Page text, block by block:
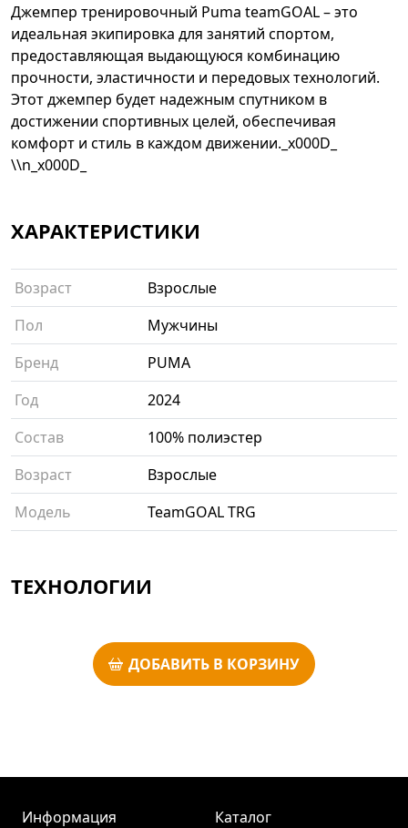
Джемпер тренировочный Puma teamGOAL – это
идеальная экипировка для занятий спортом,
предоставляющая выдающуюся комбинацию
прочности, эластичности и передовых технологий.
Этот джемпер будет надежным спутником в
достижении спортивных целей, обеспечивая
комфорт и стиль в каждом движении._x000D_
\\n_x000D_
ХАРАКТЕРИСТИКИ
Возраст
Взрослые
Пол
Мужчины
Бренд
PUMA
Год
2024
Состав
100% полиэстер
Возраст
Взрослые
Модель
TeamGOAL TRG
ТЕХНОЛОГИИ
ДОБАВИТЬ В КОРЗИНУ
Информация
Каталог